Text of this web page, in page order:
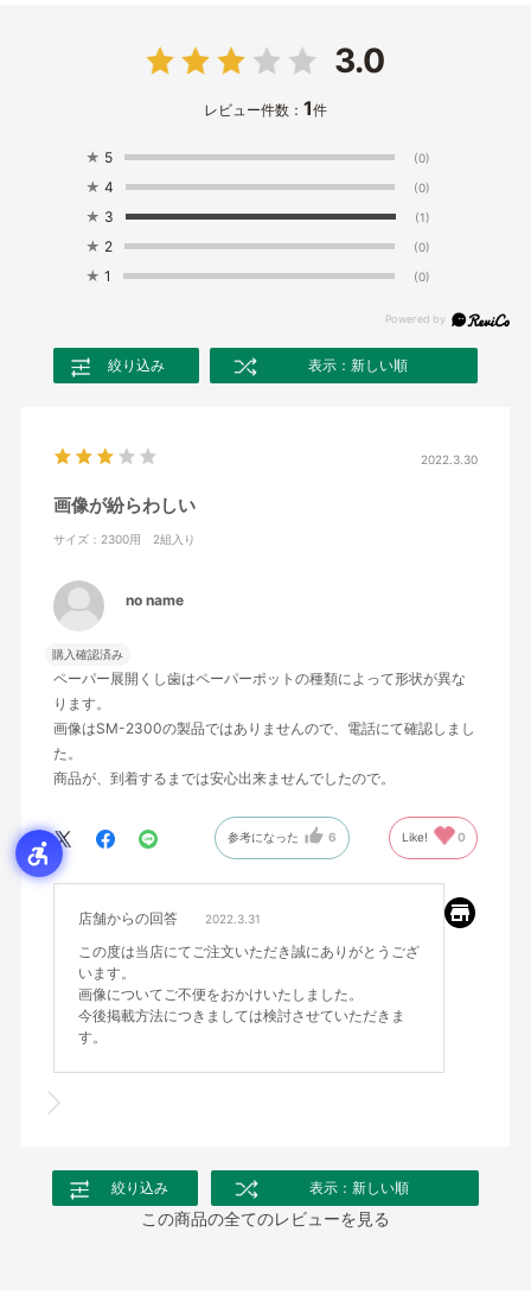
3.0
レビュー件数： 1件
★ 5 (0)
★ 4 (0)
★ 3 (1)
★ 2 (0)
★ 1 (0)
絞り込み 表示：新しい順
2022.3.30
画像が紛らわしい
サイズ：2300用 2組入り
no name
購入確認済み
ペーパー展開くし歯はペーパーポットの種類によって形状が異な
ります。
画像はSM-2300の製品ではありませんので、電話にて確認しまし
た。
商品が、到着するまでは安心出来ませんでしたので。
参考になった 6 Like! 0
店舗からの回答 2022.3.31
この度は当店にてご注文いただき誠にありがとうござ
います。
画像についてご不便をおかけいたしました。
今後掲載方法につきましては検討させていただきま
す。
絞り込み 表示：新しい順
この商品の全てのレビューを見る